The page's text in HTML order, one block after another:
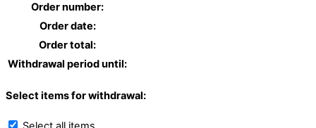
Order number:
Order date:
Order total:
Withdrawal period until:
Select items for withdrawal: